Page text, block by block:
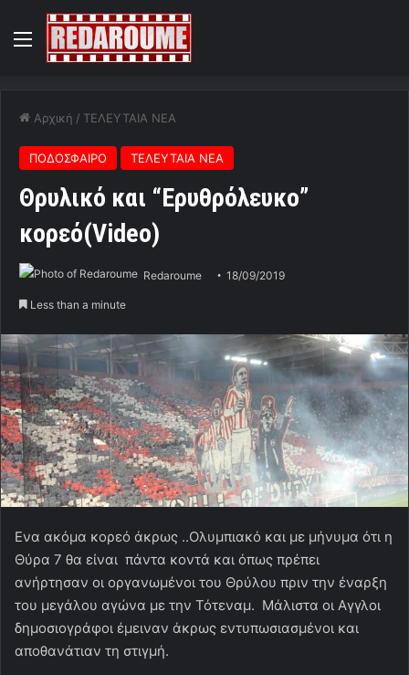
Menu
Αρχική / ΤΕΛΕΥΤΑΙΑ ΝΕΑ
ΠΟΔΟΣΦΑΙΡΟ ΤΕΛΕΥΤΑΙΑ ΝΕΑ
Θρυλικό και “Ερυθρόλευκο”
κορεό(Video)
Redaroume 18/09/2019
Less than a minute
Ενα ακόμα κορεό άκρως ..Ολυμπιακό και με μήνυμα ότι η
Θύρα 7 θα είναι πάντα κοντά και όπως πρέπει
ανήρτησαν οι οργανωμένοι του Θρύλου πριν την έναρξη
του μεγάλου αγώνα με την Τότεναμ. Μάλιστα οι Αγγλοι
δημοσιογράφοι έμειναν άκρως εντυπωσιασμένοι και
αποθανάτιαν τη στιγμή.